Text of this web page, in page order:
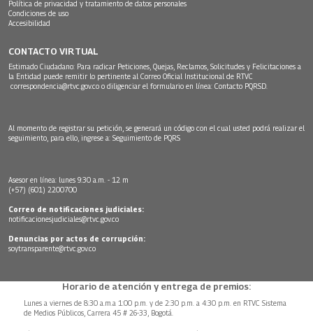
Política de privacidad y tratamiento de datos personales
Condiciones de uso
Accesibilidad
CONTACTO VIRTUAL
Estimado Ciudadano: Para radicar Peticiones, Quejas, Reclamos, Solicitudes y Felicitaciones a
la Entidad puede remitir lo pertinente al Correo Oficial Institucional de RTVC
correspondencia@rtvc.gov.co o diligenciar el formulario en línea: Contacto PQRSD.
Al momento de registrar su petición, se generará un código con el cual usted podrá realizar el
seguimiento, para ello, ingrese a: Seguimiento de PQRS
Asesor en línea: lunes 9:30 a.m. - 12 m
(+57) (601) 2200700
Correo de notificaciones judiciales:
notificacionesjudiciales@rtvc.gov.co
Denuncias por actos de corrupción:
soytransparente@rtvc.gov.co
Horario de atención y entrega de premios:
Lunes a viernes de 8:30 a.m.a 1:00 p.m. y de 2:30 p.m. a 4:30 p.m. en RTVC Sistema
de Medios Públicos, Carrera 45 # 26-33, Bogotá.